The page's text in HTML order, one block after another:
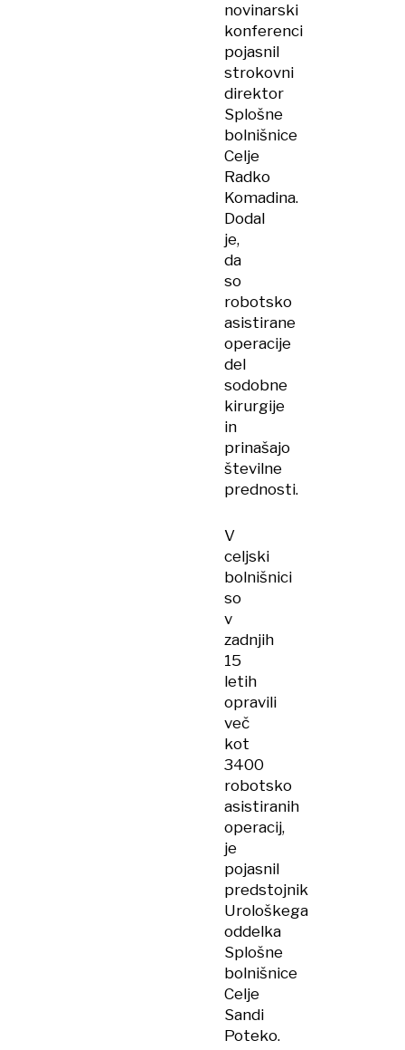
novinarski
konferenci
pojasnil
strokovni
direktor
Splošne
bolnišnice
Celje
Radko
Komadina.
Dodal
je,
da
so
robotsko
asistirane
operacije
del
sodobne
kirurgije
in
prinašajo
številne
prednosti.
V
celjski
bolnišnici
so
v
zadnjih
15
letih
opravili
več
kot
3400
robotsko
asistiranih
operacij,
je
pojasnil
predstojnik
Urološkega
oddelka
Splošne
bolnišnice
Celje
Sandi
Poteko.